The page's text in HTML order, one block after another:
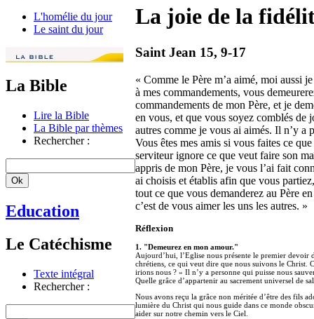
L'homélie du jour
Le saint du jour
La Bible
Lire la Bible
La Bible par thèmes
Rechercher :
Education
Le Catéchisme
Texte intégral
Rechercher :
La joie de la
Saint Jean 15, 9-17
« Comme le Père m’a aimé, moi aussi
à mes commandements, vous
commandements de mon Père, et je
en vous, et que vous soyez comblés
autres comme je vous ai aimés. Il n’y a
Vous êtes mes amis si vous faites ce
serviteur ignore ce que veut faire son
appris de mon Père, je vous l’ai fait
ai choisis et établis afin que vous
tout ce que vous demanderez au Père
c’est de vous aimer les uns les autres. »
Réflexion
1. "Demeurez en mon amour."
Aujourd’hui, l’Eglise nous présente le premier devoir
chrétiens, ce qui veut dire que nous suivons le Christ.
irions nous ? » Il n’y a personne qui puisse nous
Quelle grâce d’appartenir au sacrement universel de
Nous avons reçu la grâce non méritée d’être des fils
lumière du Christ qui nous guide dans ce monde
aider sur notre chemin vers le Ciel.